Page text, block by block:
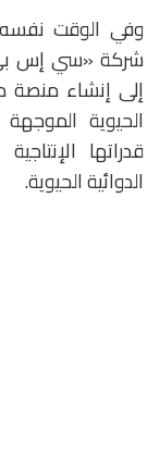
وفي الوقت
شركة «سي إس
إلى إنشاء منصة
الحيوية
قدراتها
الدوائية الحيوية.